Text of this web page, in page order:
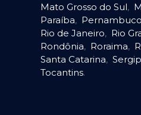
Mato Grosso do Sul,
Paraíba, Pernambuco
Rio de Janeiro, Rio
Rondônia, Roraima,
Santa Catarina,
Tocantins.